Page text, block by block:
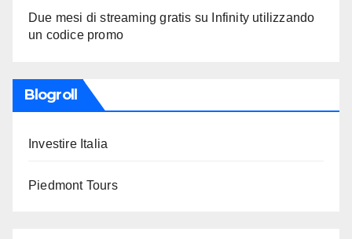
Due mesi di streaming gratis su Infinity utilizzando
un codice promo
Blogroll
Investire Italia
Piedmont Tours